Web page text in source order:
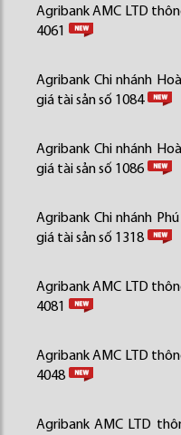
Agribank AMC LTD
4061
Agribank Chi nhánh
giá tài sản số 1084
Agribank Chi nhánh
giá tài sản số 1086
Agribank Chi nhánh
giá tài sản số 1318
Agribank AMC LTD
4081
Agribank AMC LTD
4048
Agribank AMC LTD